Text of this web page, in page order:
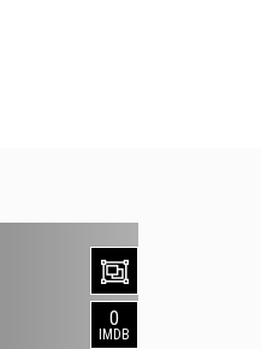
0
IMDB